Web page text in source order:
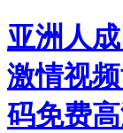
亚洲人
激情视
码免费